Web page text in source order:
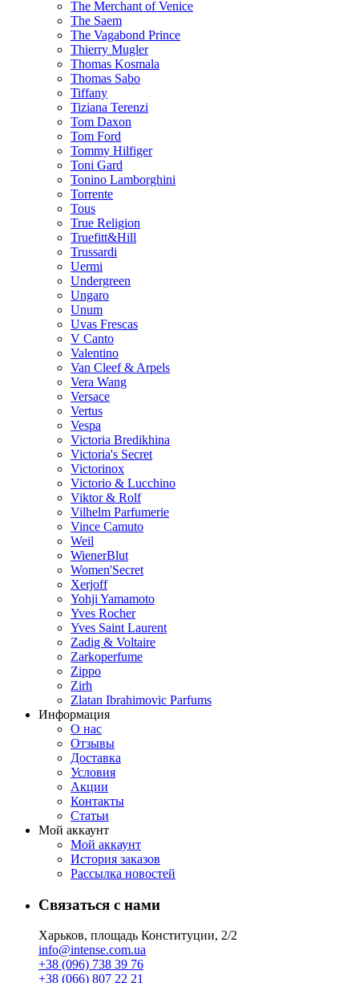
The Merchant of Venice
The Saem
The Vagabond Prince
Thierry Mugler
Thomas Kosmala
Thomas Sabo
Tiffany
Tiziana Terenzi
Tom Daxon
Tom Ford
Tommy Hilfiger
Toni Gard
Tonino Lamborghini
Torrente
Tous
True Religion
Truefitt&Hill
Trussardi
Uermi
Undergreen
Ungaro
Unum
Uvas Frescas
V Canto
Valentino
Van Cleef & Arpels
Vera Wang
Versace
Vertus
Vespa
Victoria Bredikhina
Victoria's Secret
Victorinox
Victorio & Lucchino
Viktor & Rolf
Vilhelm Parfumerie
Vince Camuto
Weil
WienerBlut
Women'Secret
Xerjoff
Yohji Yamamoto
Yves Rocher
Yves Saint Laurent
Zadig & Voltaire
Zarkoperfume
Zippo
Zirh
Zlatan Ibrahimovic Parfums
Информация
О нас
Отзывы
Доставка
Условия
Aкции
Контакты
Статьи
Мой аккаунт
Мой аккаунт
История заказов
Рассылка новостей
Связаться с нами
Харьков, площадь Конституции, 2/2
info@intense.com.ua
+38 (096) 738 39 76
+38 (066) 807 22 21